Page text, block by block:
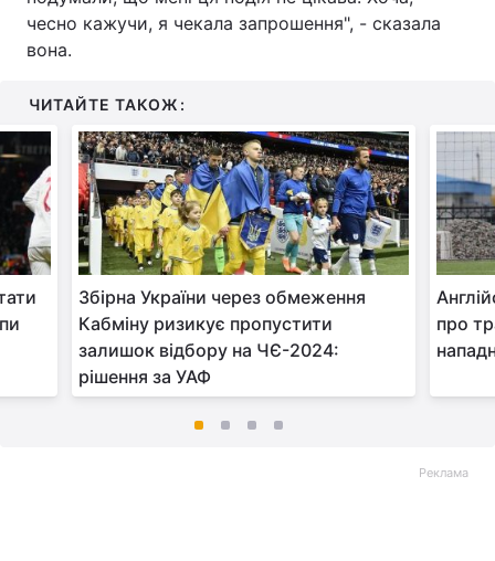
чесно кажучи, я чекала запрошення", - сказала
вона.
ЧИТАЙТЕ ТАКОЖ:
Збірна України через обмеження
Кабміну ризикує пропустити
залишок відбору на ЧЄ-2024:
рішення за УАФ
про
Реклама